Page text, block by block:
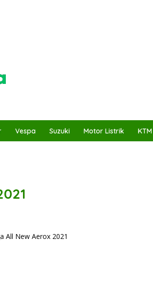
Vespa Suzuki Motor Listrik KTM